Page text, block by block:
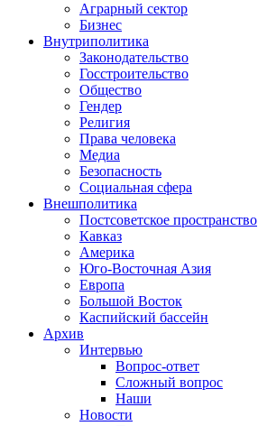
Аграрный сектор
Бизнес
Внутриполитика
Законодательство
Госстроительство
Общество
Гендер
Религия
Права человека
Медиа
Безопасность
Социальная сфера
Внешполитика
Постсоветское пространство
Кавказ
Америка
Юго-Восточная Азия
Европа
Большой Восток
Каспийский бассейн
Архив
Интервью
Вопрос-ответ
Сложный вопрос
Наши
Новости